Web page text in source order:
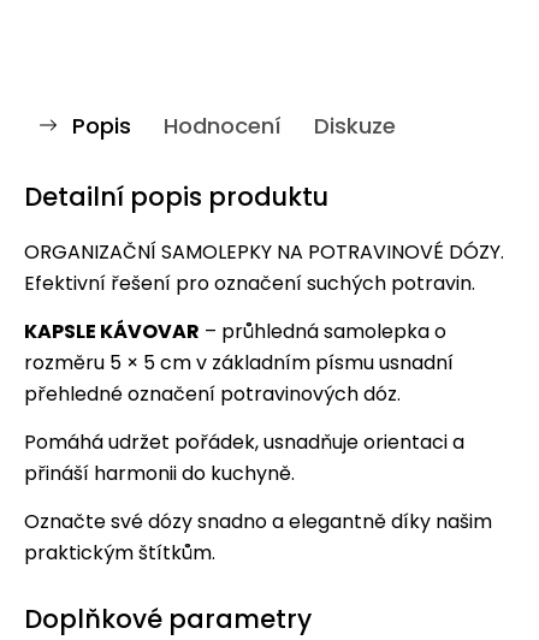
Popis Hodnocení Diskuze
Detailní popis produktu
ORGANIZAČNÍ SAMOLEPKY NA POTRAVINOVÉ DÓZY.
Efektivní řešení pro označení suchých potravin.
KAPSLE KÁVOVAR – průhledná samolepka o
rozměru 5 × 5 cm v základním písmu usnadní
přehledné označení potravinových dóz.
Pomáhá udržet pořádek, usnadňuje orientaci a
přináší harmonii do kuchyně.
Označte své dózy snadno a elegantně díky našim
praktickým štítkům.
Doplňkové parametry